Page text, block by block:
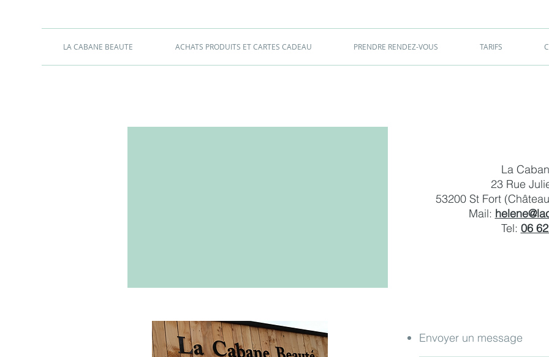
LA CABANE BEAUTE ACHATS PRODUITS ET CARTES CADEAU PRENDRE RENDEZ-VOUS TARIFS
La
23 Rue
53200 St Fort
Mail:
Tel: 06
Envoyer un message